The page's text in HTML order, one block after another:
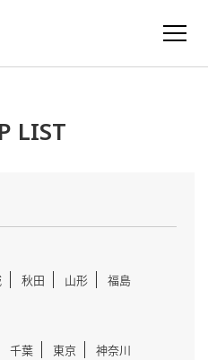
LIST
秋田 山形 福島
千葉 東京 神奈川